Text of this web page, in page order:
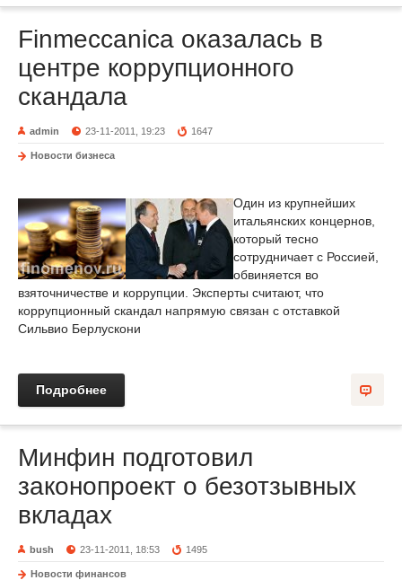
Finmeccanica оказалась в
центре коррупционного
скандала
admin 23-11-2011, 19:23 1647
Новости бизнеса
Один из крупнейших
итальянских концернов,
который тесно
сотрудничает с Россией,
обвиняется во
взяточничестве и коррупции. Эксперты считают, что
коррупционный скандал напрямую связан с отставкой
Сильвио Берлускони
Подробнее
Минфин подготовил
законопроект о безотзывных
вкладах
bush 23-11-2011, 18:53 1495
Новости финансов